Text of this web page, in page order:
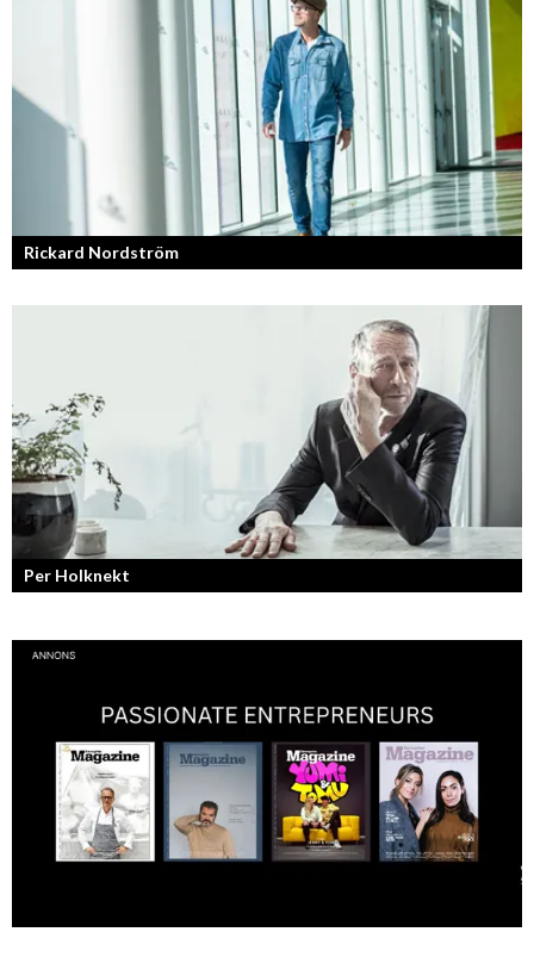
Rickard Nordström
Per Holknekt
Från brädan till scenen